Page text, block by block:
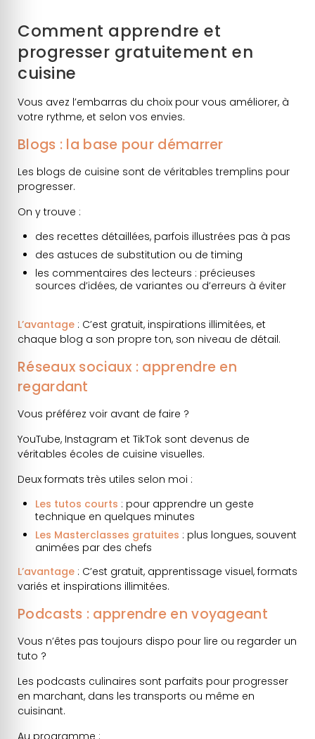
Comment apprendre et
progresser gratuitement en
cuisine
Vous avez l’embarras du choix pour vous améliorer, à
votre rythme, et selon vos envies.
Blogs : la base pour démarrer
Les blogs de cuisine sont de véritables tremplins pour
progresser.
On y trouve :
des recettes détaillées, parfois illustrées pas à pas
des astuces de substitution ou de timing
les commentaires des lecteurs : précieuses
sources d’idées, de variantes ou d’erreurs à éviter
L’avantage : C’est gratuit, inspirations illimitées, et
chaque blog a son propre ton, son niveau de détail.
Réseaux sociaux : apprendre en
regardant
Vous préférez voir avant de faire ?
YouTube, Instagram et TikTok sont devenus de
véritables écoles de cuisine visuelles.
Deux formats très utiles selon moi :
Les tutos courts : pour apprendre un geste
technique en quelques minutes
Les Masterclasses gratuites : plus longues, souvent
animées par des chefs
L’avantage : C’est gratuit, apprentissage visuel, formats
variés et inspirations illimitées.
Podcasts : apprendre en voyageant
Vous n’êtes pas toujours dispo pour lire ou regarder un
tuto ?
Les podcasts culinaires sont parfaits pour progresser
en marchant, dans les transports ou même en
cuisinant.